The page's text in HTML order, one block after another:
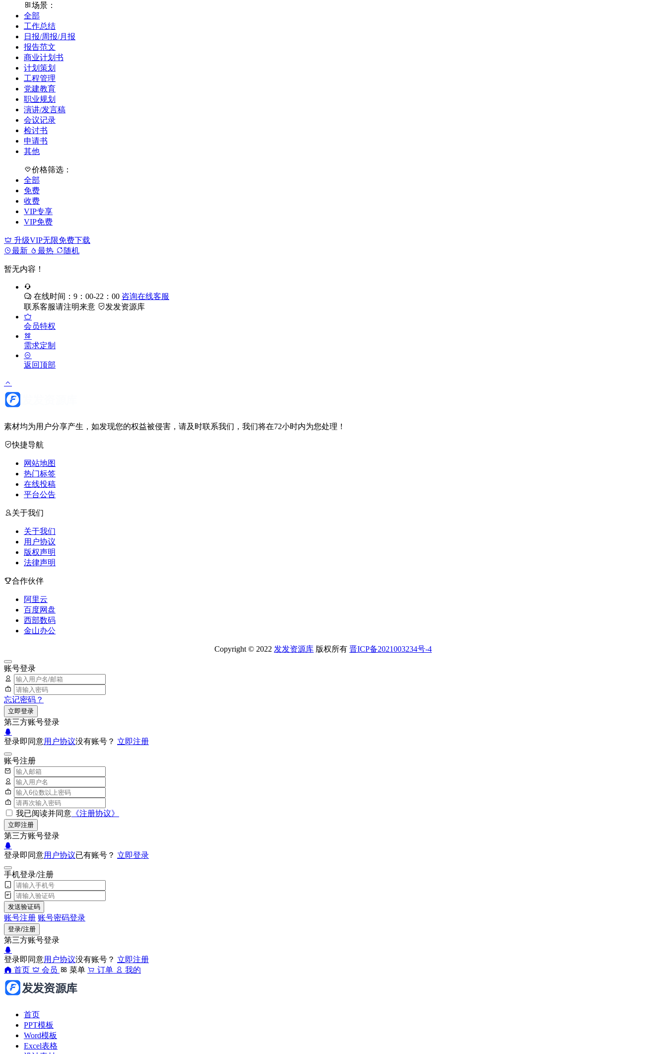
场景：
全部
工作总结
日报/周报/月报
报告范文
商业计划书
计划策划
工程管理
党建教育
职业规划
演讲/发言稿
会议记录
检讨书
申请书
其他
价格筛选：
全部
免费
收费
VIP专享
VIP免费
升级VIP无限免费下载
最新
最热 随机
暂无内容！
在线时间：9：00-22：00 咨询在线客服
联系客服请注明来意
发发资源库
会员特权
需求定制
返回顶部
素材均为用户分享产生，如发现您的权益被侵害，请及时联系我们，我们将在72小时内为您处理！
快捷导航
网站地图
热门标签
在线投稿
平台公告
关于我们
关于我们
用户协议
版权声明
法律声明
合作伙伴
阿里云
百度网盘
西部数码
金山办公
Copyright © 2022 发发资源库 版权所有 晋ICP备2021003234号-4
账号登录
忘记密码？
立即登录
第三方账号登录
登录即同意用户协议没有账号？ 立即注册
账号注册
我已阅读并同意 《注册协议》
立即注册
第三方账号登录
登录即同意用户协议已有账号？ 立即登录
手机登录/注册
发送验证码
账号注册 账号密码登录
登录/注册
第三方账号登录
登录即同意用户协议没有账号？ 立即注册
首页
会员 菜单 订单 我的
首页
PPT模板
Word模板
Excel表格